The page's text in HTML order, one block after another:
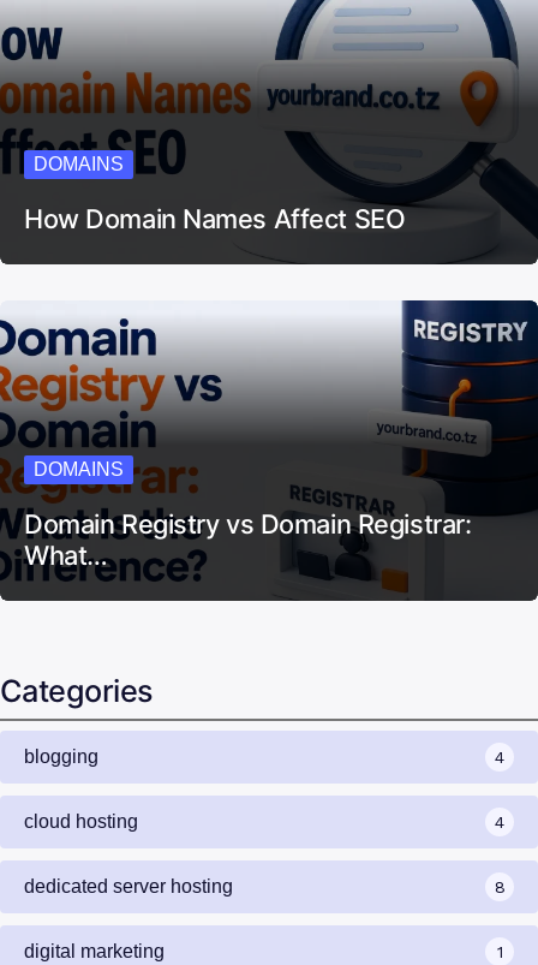
DOMAINS
How Domain Names Affect SEO
DOMAINS
Domain Registry vs Domain Registrar:
What…
Categories
blogging 4
cloud hosting 4
dedicated server hosting 8
digital marketing 1